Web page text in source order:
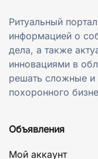
Ритуальный
информацией о
дела, а также
инновациями в
решать сложные
похоронного
Объявления
Мой аккаунт